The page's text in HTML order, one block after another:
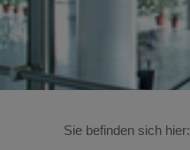
Sie befinden sich hier: